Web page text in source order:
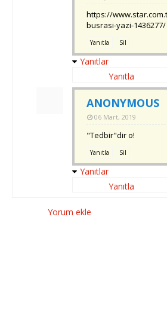
https://
busrasi-yazi-1436277/
Yanıtla Sil
Yanıtlar
Yanıtla
ANONYMOUS
06 Mart, 2019
"Tedbir"dir o!
Yanıtla Sil
Yanıtlar
Yanıtla
Yorum ekle